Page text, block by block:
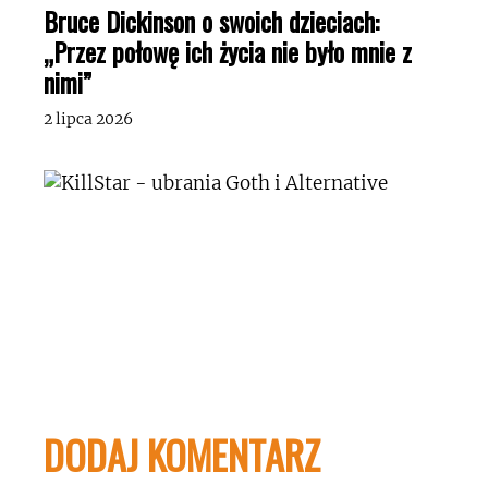
Bruce Dickinson o swoich dzieciach:
„Przez połowę ich życia nie było mnie z
nimi”
2 lipca 2026
DODAJ KOMENTARZ